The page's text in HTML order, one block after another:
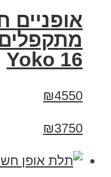
‏אופניים
Yoko 16
₪4550
₪3750